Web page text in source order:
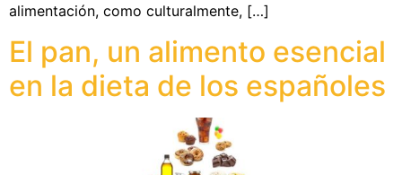
alimentación, como culturalmente, […]
El pan, un alimento esencial
en la dieta de los españoles